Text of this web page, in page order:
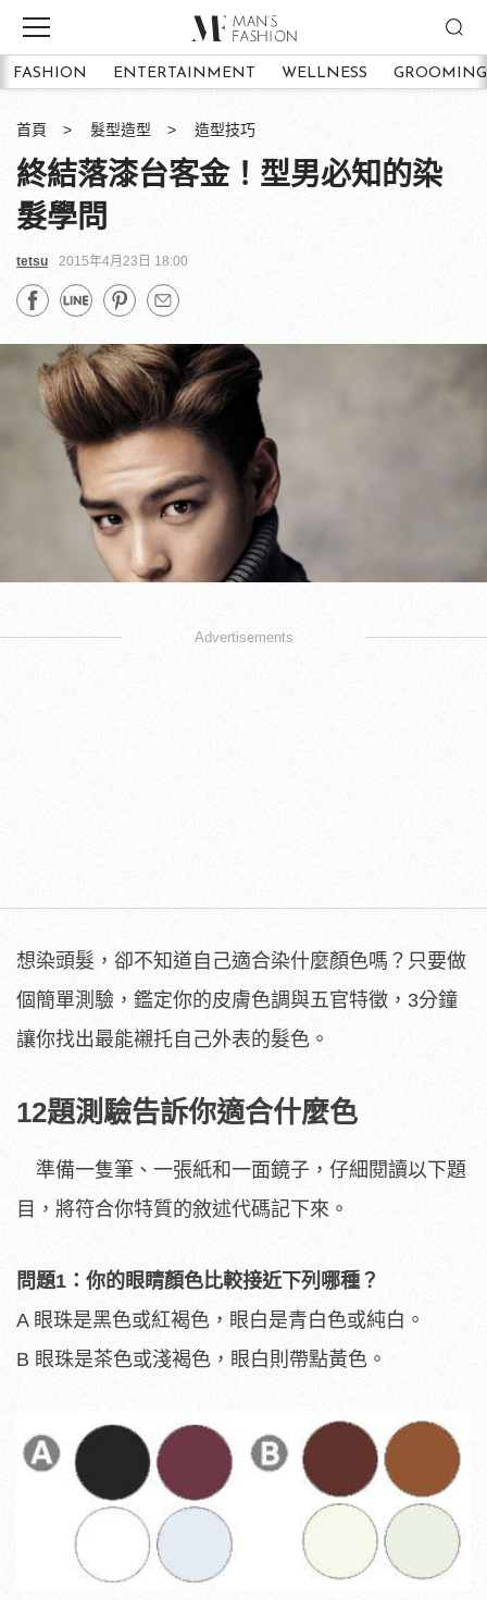
FASHION ENTERTAINMENT WELLNESS GROOMING
首頁 髮型造型 造型技巧
終結落漆台客金！型男必知的染
髮學問
tetsu 2015年4月23日 18:00
Advertisements
想染頭髮，卻不知道自己適合染什麼顏色嗎？只要做
個簡單測驗，鑑定你的皮膚色調與五官特徵，3分鐘
讓你找出最能襯托自己外表的髮色。
12題測驗告訴你適合什麼色
準備一隻筆、一張紙和一面鏡子，仔細閱讀以下題
目，將符合你特質的敘述代碼記下來。
問題1：你的眼睛顏色比較接近下列哪種？
A 眼珠是黑色或紅褐色，眼白是青白色或純白。
B 眼珠是茶色或淺褐色，眼白則帶點黃色。